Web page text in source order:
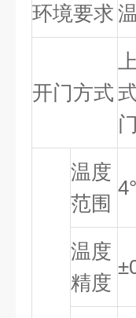
环境要求
开门方式
门
温度
范围
温度
精度